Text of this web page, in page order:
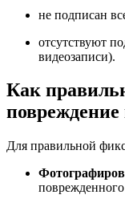
не подписан
отсутствуют
видеозаписи).
Как
повреждение
Для правильной
поврежденного